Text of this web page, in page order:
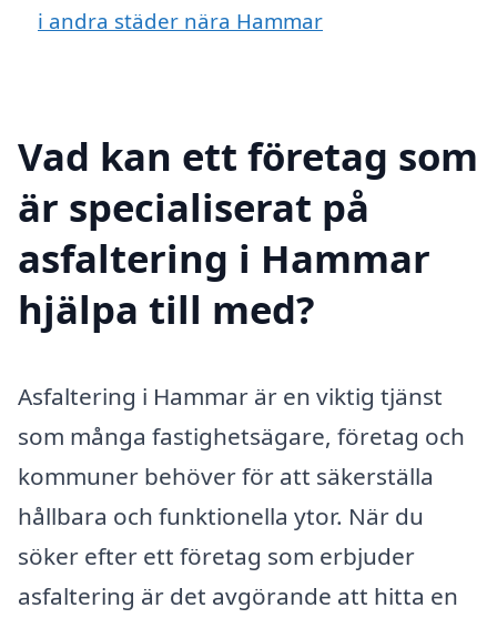
i andra städer nära Hammar
Vad kan ett företag som
är specialiserat på
asfaltering i Hammar
hjälpa till med?
Asfaltering i Hammar är en viktig tjänst
som många fastighetsägare, företag och
kommuner behöver för att säkerställa
hållbara och funktionella ytor. När du
söker efter ett företag som erbjuder
asfaltering är det avgörande att hitta en